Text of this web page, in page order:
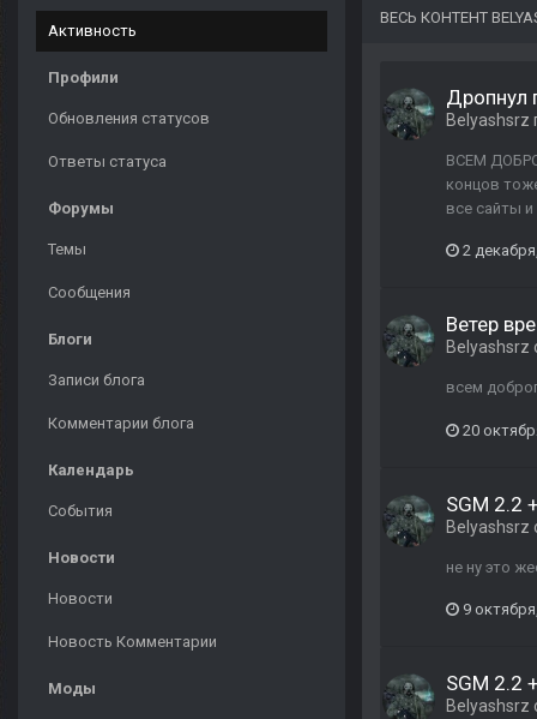
Активность
Профили
Обновления статусов
Ответы статуса
Форумы
Темы
Сообщения
Блоги
Записи блога
Комментарии блога
Календарь
События
Новости
Новости
Новость Комментарии
Моды
ВЕСЬ КОНТЕНТ
Дропнул
Belyashsrz
ВСЕМ
концов
все сайты
2
Ветер
Belyashsrz
всем
20
SGM 2.2
Belyashsrz
не ну это
9
SGM 2.2
Belyashsrz